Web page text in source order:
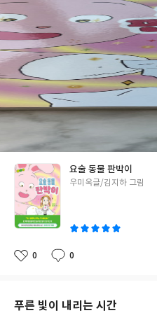
요술 동물 판박이의 동물 모양
용감한 동물로 변신하고 싶어하
위기에 처한 친구를 구해주게 되
해줄 수 있다는 사실을 깨닫게
보는 사람을 봤을 때는 잘 어울
친구가 자신을 어떻게 생각하는
까? 생각하며 스트레스 받는 것
자신감을 가졌으면 좋겠다는 생
아들이고 자신감을 갖게 할 수
을 읽고 독후활동까지 할 수 있어
판박이를 붙이면 자기가 제일 좋
귀여운 강아지로 변신할지 궁금해하는
판박이 #사이동화 #우미옥 #미
여
요술 동물 판박이
글
우미옥글/김지하 그림
좋
0
댓
0
작
푸른 빛이 내리는 시간